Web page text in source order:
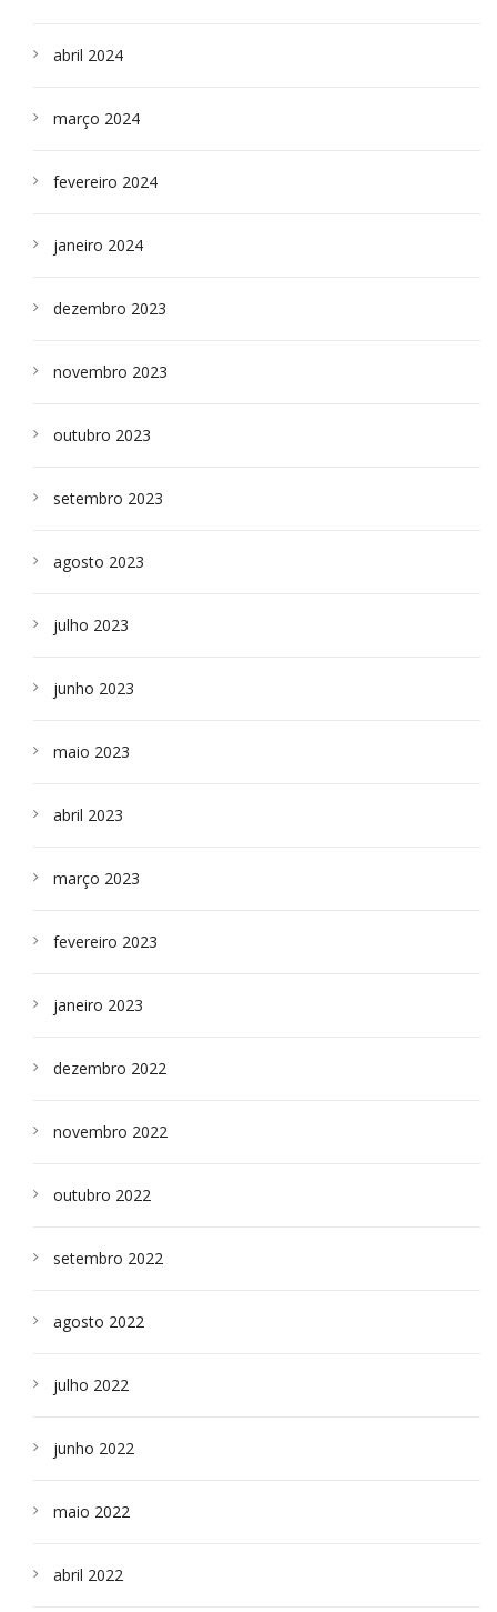
abril 2024
março 2024
fevereiro 2024
janeiro 2024
dezembro 2023
novembro 2023
outubro 2023
setembro 2023
agosto 2023
julho 2023
junho 2023
maio 2023
abril 2023
março 2023
fevereiro 2023
janeiro 2023
dezembro 2022
novembro 2022
outubro 2022
setembro 2022
agosto 2022
julho 2022
junho 2022
maio 2022
abril 2022